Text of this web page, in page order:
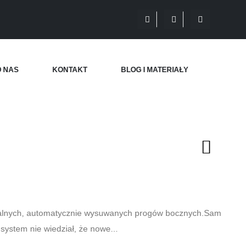
NAS KONTAKT BLOG I MATERIAŁY
automatycznie wysuwanych progów bocznych.Sam
nie wiedział, że nowe...